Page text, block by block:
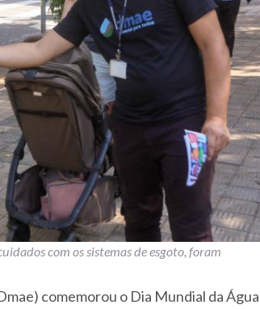
com os sistemas de esgoto, foram
comemorou o Dia Mundial da Água